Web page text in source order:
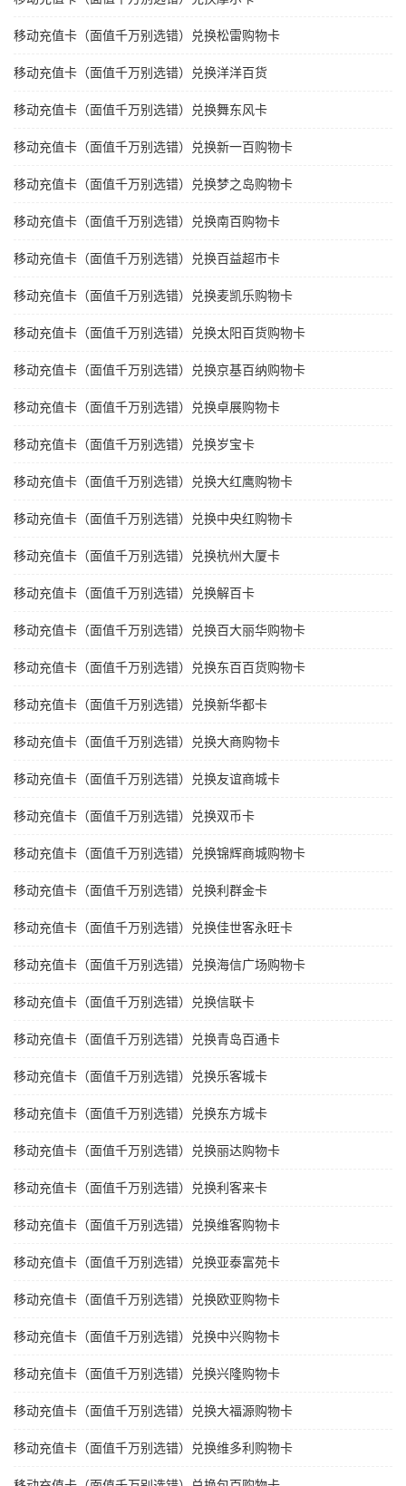
移动充值卡（面值千万别选错）兑换松雷购物卡
移动充值卡（面值千万别选错）兑换洋洋百货
移动充值卡（面值千万别选错）兑换舞东风卡
移动充值卡（面值千万别选错）兑换新一百购物卡
移动充值卡（面值千万别选错）兑换梦之岛购物卡
移动充值卡（面值千万别选错）兑换南百购物卡
移动充值卡（面值千万别选错）兑换百益超市卡
移动充值卡（面值千万别选错）兑换麦凯乐购物卡
移动充值卡（面值千万别选错）兑换太阳百货购物卡
移动充值卡（面值千万别选错）兑换京基百纳购物卡
移动充值卡（面值千万别选错）兑换卓展购物卡
移动充值卡（面值千万别选错）兑换岁宝卡
移动充值卡（面值千万别选错）兑换大红鹰购物卡
移动充值卡（面值千万别选错）兑换中央红购物卡
移动充值卡（面值千万别选错）兑换杭州大厦卡
移动充值卡（面值千万别选错）兑换解百卡
移动充值卡（面值千万别选错）兑换百大丽华购物卡
移动充值卡（面值千万别选错）兑换东百百货购物卡
移动充值卡（面值千万别选错）兑换新华都卡
移动充值卡（面值千万别选错）兑换大商购物卡
移动充值卡（面值千万别选错）兑换友谊商城卡
移动充值卡（面值千万别选错）兑换双币卡
移动充值卡（面值千万别选错）兑换锦辉商城购物卡
移动充值卡（面值千万别选错）兑换利群金卡
移动充值卡（面值千万别选错）兑换佳世客永旺卡
移动充值卡（面值千万别选错）兑换海信广场购物卡
移动充值卡（面值千万别选错）兑换信联卡
移动充值卡（面值千万别选错）兑换青岛百通卡
移动充值卡（面值千万别选错）兑换乐客城卡
移动充值卡（面值千万别选错）兑换东方城卡
移动充值卡（面值千万别选错）兑换丽达购物卡
移动充值卡（面值千万别选错）兑换利客来卡
移动充值卡（面值千万别选错）兑换维客购物卡
移动充值卡（面值千万别选错）兑换亚泰富苑卡
移动充值卡（面值千万别选错）兑换欧亚购物卡
移动充值卡（面值千万别选错）兑换中兴购物卡
移动充值卡（面值千万别选错）兑换兴隆购物卡
移动充值卡（面值千万别选错）兑换大福源购物卡
移动充值卡（面值千万别选错）兑换维多利购物卡